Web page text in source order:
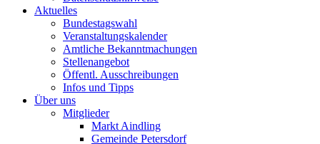
Aktuelles
Bundestagswahl
Veranstaltungskalender
Amtliche Bekanntmachungen
Stellenangebot
Öffentl. Ausschreibungen
Infos und Tipps
Über uns
Mitglieder
Markt Aindling
Gemeinde Petersdorf